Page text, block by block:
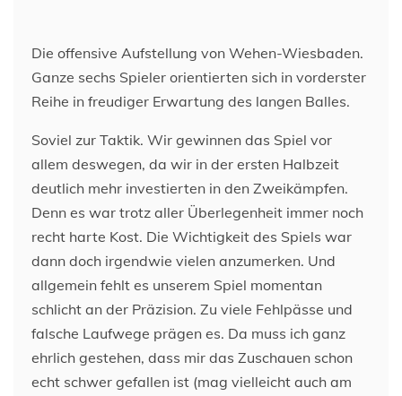
Die offensive Aufstellung von Wehen-Wiesbaden.
Ganze sechs Spieler orientierten sich in vorderster
Reihe in freudiger Erwartung des langen Balles.
Soviel zur Taktik. Wir gewinnen das Spiel vor
allem deswegen, da wir in der ersten Halbzeit
deutlich mehr investierten in den Zweikämpfen.
Denn es war trotz aller Überlegenheit immer noch
recht harte Kost. Die Wichtigkeit des Spiels war
dann doch irgendwie vielen anzumerken. Und
allgemein fehlt es unserem Spiel momentan
schlicht an der Präzision. Zu viele Fehlpässe und
falsche Laufwege prägen es. Da muss ich ganz
ehrlich gestehen, dass mir das Zuschauen schon
echt schwer gefallen ist (mag vielleicht auch am